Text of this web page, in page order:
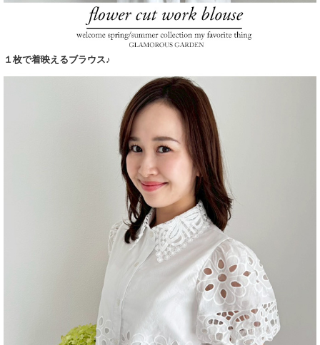
１枚で着映えるブラウス♪